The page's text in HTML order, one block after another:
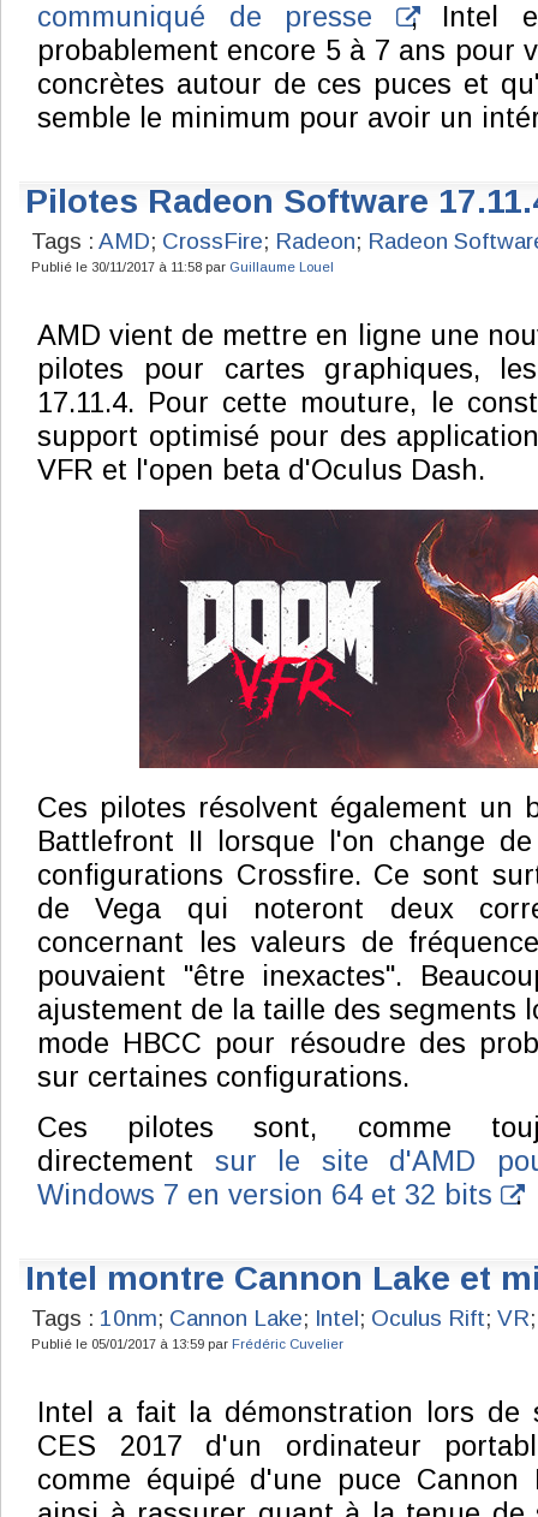
communiqué de presse , Intel
probablement encore 5 à 7 ans pour
concrètes autour de ces puces et
semble le minimum pour avoir un
Pilotes Radeon Software
Tags : AMD; CrossFire; Radeon; Radeon
Publié le 30/11/2017 à 11:58 par Guillaume Louel
AMD vient de mettre en ligne une
pilotes pour cartes graphiques,
17.11.4. Pour cette mouture, le
support optimisé pour des
VFR et l'open beta d'Oculus Dash.
Ces pilotes résolvent également un
Battlefront II lorsque l'on change
configurations Crossfire. Ce sont
de Vega qui noteront deux
concernant les valeurs de
pouvaient "être inexactes".
ajustement de la taille des segments
mode HBCC pour résoudre des
sur certaines configurations.
Ces pilotes sont, comme
directement sur le site d'AMD
Windows 7 en version 64 et 32 bits
.
Intel montre Cannon Lake et
Tags : 10nm; Cannon Lake; Intel; Oculus Rift; VR;
Publié le 05/01/2017 à 13:59 par Frédéric Cuvelier
Intel a fait la démonstration lors
CES 2017 d'un ordinateur
comme équipé d'une puce Cannon